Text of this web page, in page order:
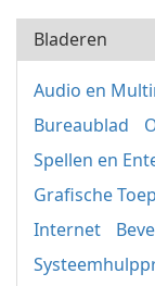
Bladeren
Audio en
Bureaublad
Spellen en
Grafische
Internet